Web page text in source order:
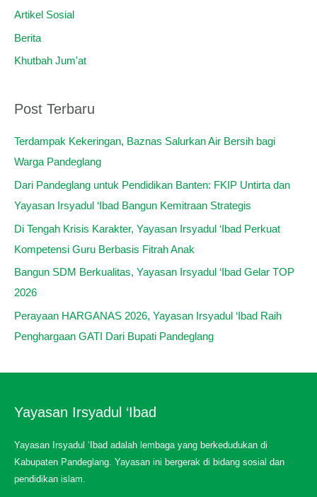
n
Artikel Sosial
Berita
Khutbah Jum'at
Post Terbaru
Terdampak Kekeringan, Baznas Salurkan Air Bersih bagi
Warga Pandeglang
Dari Pandeglang untuk Pendidikan Banten: FKIP Untirta dan
Yayasan Irsyadul ‘Ibad Bangun Kemitraan Strategis
Di Tengah Krisis Karakter, Yayasan Irsyadul ‘Ibad Perkuat
Kompetensi Guru Berbasis Fitrah Anak
Bangun SDM Berkualitas, Yayasan Irsyadul ‘Ibad Gelar TOP
2026
Perayaan HARGANAS 2026, Yayasan Irsyadul ‘Ibad Raih
Penghargaan GATI Dari Bupati Pandeglang
Yayasan Irsyadul ‘Ibad
Yayasan Irsyadul ‘Ibad adalah lembaga yang berkedudukan di
Kabupaten Pandeglang. Yayasan ini bergerak di bidang sosial dan
pendidikan islam.